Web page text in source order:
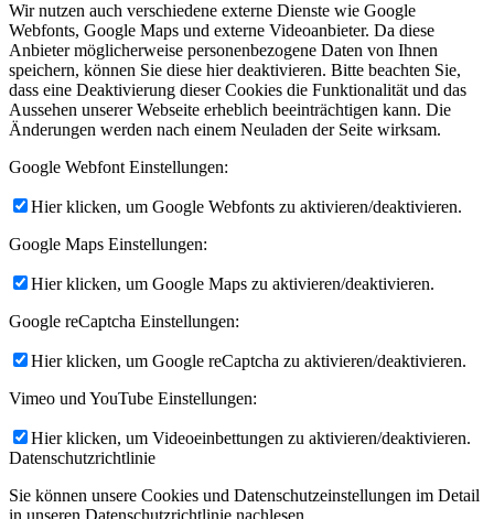
Wir nutzen auch verschiedene externe Dienste wie Google
Webfonts, Google Maps und externe Videoanbieter. Da diese
Anbieter möglicherweise personenbezogene Daten von Ihnen
speichern, können Sie diese hier deaktivieren. Bitte beachten Sie,
dass eine Deaktivierung dieser Cookies die Funktionalität und das
Aussehen unserer Webseite erheblich beeinträchtigen kann. Die
Änderungen werden nach einem Neuladen der Seite wirksam.
Google Webfont Einstellungen:
Hier klicken, um Google Webfonts zu aktivieren/deaktivieren.
Google Maps Einstellungen:
Hier klicken, um Google Maps zu aktivieren/deaktivieren.
Google reCaptcha Einstellungen:
Hier klicken, um Google reCaptcha zu aktivieren/deaktivieren.
Vimeo und YouTube Einstellungen:
Hier klicken, um Videoeinbettungen zu aktivieren/deaktivieren.
Datenschutzrichtlinie
Sie können unsere Cookies und Datenschutzeinstellungen im Detail